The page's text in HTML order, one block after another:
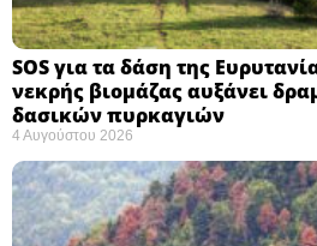
SOS για τα δάση της
νεκρής βιομάζας αυξάνει
δασικών πυρκαγιών
4 Αυγούστου 2026